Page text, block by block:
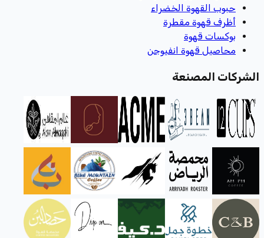
حبوب القهوة الخضراء
أظرف قهوة مقطرة
بوكسات قهوة
محاصيل قهوة انفيوجن
الشركات المصنعة